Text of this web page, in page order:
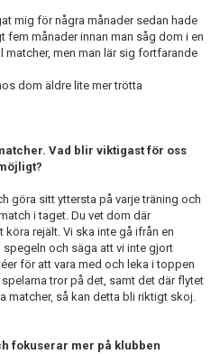
mig för några månader sedan hade
fem månader innan man såg dom i en
men man lär sig fortfarande
dom äldre lite mer trötta
Vad blir viktigast för oss
göra sitt yttersta på varje träning och
i taget. Du vet dom där
rejält. Vi ska inte gå ifrån en
och säga att vi inte gjort
för att vara med och leka i toppen
tror på det, samt det där flytet
matcher, så kan detta bli riktigt skoj.
fokuserar mer på klubben